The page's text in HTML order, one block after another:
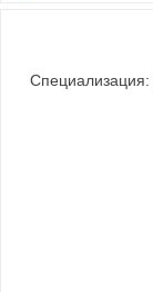
Специализация: